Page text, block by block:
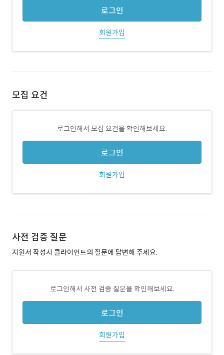
로그인
회원가입
모집 요건
로그인해서 모집 요건을 확인해보세요.
로그인
회원가입
사전 검증 질문
지원서 작성시 클라이언트의 질문에 답변해 주세요.
로그인해서 사전 검증 질문을 확인해보세요.
로그인
회원가입